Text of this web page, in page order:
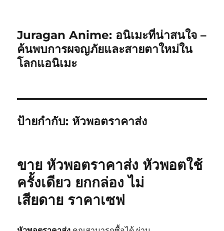
Juragan Anime: อนิเมะที่น่าสนใจ –
ค้นพบการผจญภัยและสายตาใหม่ใน
โลกแอนิเมะ
ป้ายกำกับ: หัวพอตราคาส่ง
ขาย หัวพอตราคาส่ง หัวพอตใช้
ครั้งเดียว ยกกล่อง ไม่
เสียดาย ราคาเซฟ